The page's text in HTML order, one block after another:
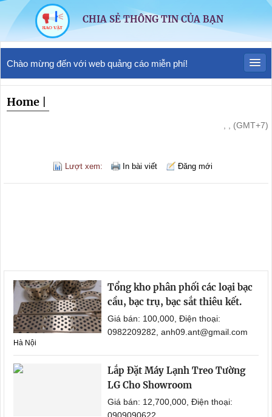
CHIA SẺ THÔNG TIN CỦA BẠN
Chào mừng đến với web quảng cáo miễn phí!
Home
, , (GMT+7)
Lượt xem: In bài viết Đăng mới
Tổng kho phân phối các loại bạc
cầu, bạc trụ, bạc sắt thiêu kết.
Giá bán: 100,000, Điện thoại:
0982209282, anh09.ant@gmail.com
Hà Nội
Lắp Đặt Máy Lạnh Treo Tường
LG Cho Showroom
Giá bán: 12,700,000, Điện thoại: